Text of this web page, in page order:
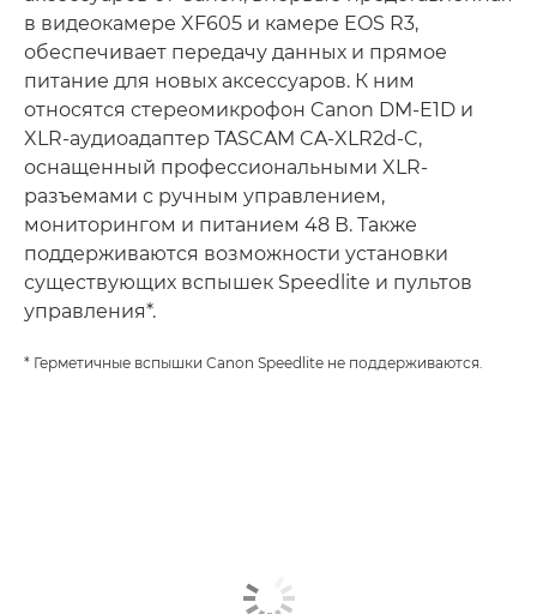
в видеокамере XF605 и камере EOS R3,
обеспечивает передачу данных и прямое
питание для новых аксессуаров. К ним
относятся стереомикрофон Canon DM-E1D и
XLR-аудиоадаптер TASCAM CA-XLR2d-C,
оснащенный профессиональными XLR-
разъемами с ручным управлением,
мониторингом и питанием 48 В. Также
поддерживаются возможности установки
существующих вспышек Speedlite и пультов
управления*.
* Герметичные вспышки Canon Speedlite не поддерживаются.